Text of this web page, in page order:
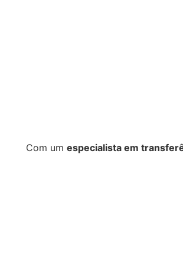
Com um especialista em